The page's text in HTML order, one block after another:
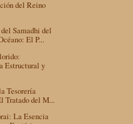
del Reino
Samadhi del
El P...
Estructural y
Tesorería
Tratado del M...
La Esencia